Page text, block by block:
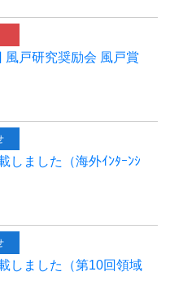
風戸研究奨励会 風戸賞
しました（海外ｲﾝﾀｰﾝｼ
しました（第10回領域